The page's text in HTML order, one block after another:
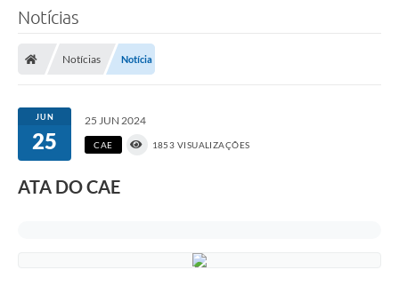
Notícias
Notícias Notícia
JUN
25
25 JUN 2024
CAE 1853 VISUALIZAÇÕES
ATA DO CAE